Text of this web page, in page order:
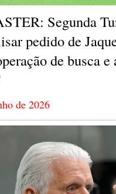
Segunda
pedido de
de busca e
de 2026